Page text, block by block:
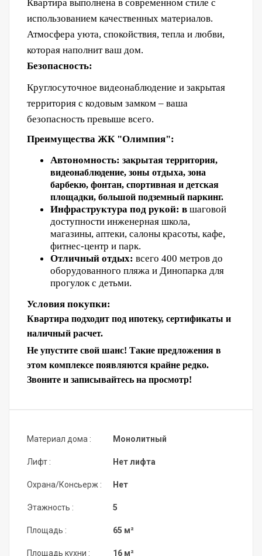
Квартира выполнена в современном стиле с
использованием качественных материалов.
Атмосфера уюта, спокойствия, тепла и любви,
которая наполнит ваш дом.
Безопасность:
Круглосуточное видеонаблюдение и закрытая
территория с кодовым замком – ваша
безопасность превыше всего.
Преимущества ЖК "Олимпия":
Автономность: закрытая территория,
видеонаблюдение, зоны отдыха, зона
барбекю, фонтан, спортивная и детская
площадки, большой подземный паркинг.
Инфраструктура под рукой: в шаговой
доступности инженерная школа,
магазины, аптеки, салоны красоты, кафе,
фитнес-центр и парк.
Отличный отдых: всего 400 метров до
оборудованного пляжа и Динопарка для
прогулок с детьми.
Условия покупки:
Квартира подходит под ипотеку, сертификаты и
наличный расчет.
Не упустите свой шанс! Такие предложения в
этом комплексе появляются крайне редко.
Звоните и записывайтесь на просмотр!
Материал дома :
Лифт :
Охрана/Консьерж :
Этажность :
Площадь :
Площадь кухни :
Монолитный
Нет лифта
Нет
5
65 м²
16 м²